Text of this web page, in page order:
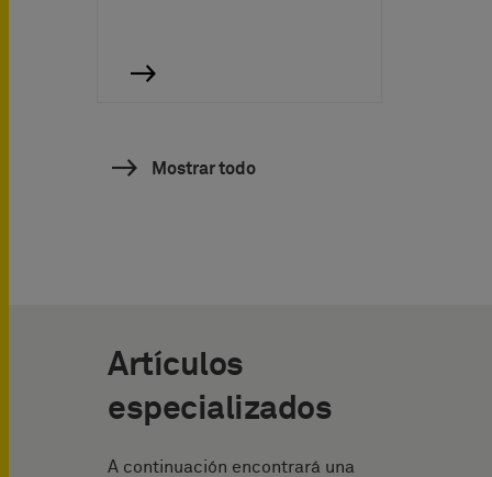
Mostrar todo
Artículos
especializados
A continuación encontrará una